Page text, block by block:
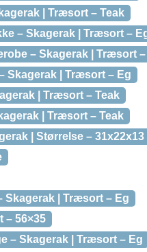
| Træsort – Teak
– Skagerak | Træsort –
– Skagerak | Træsort
Skagerak | Træsort – Eg
| Træsort – Teak
| Træsort – Teak
| Størrelse – 31x22x13
Skagerak | Træsort – Eg
– 56×35
– Skagerak | Træsort – Eg